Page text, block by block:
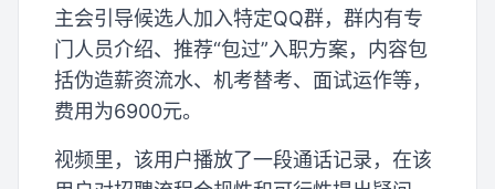
主会引导候选人加入特定QQ群，群内有专
门人员介绍、推荐“包过”入职方案，内容包
括伪造薪资流水、机考替考、面试运作等，
费用为6900元。
视频里，该用户播放了一段通话记录，在该